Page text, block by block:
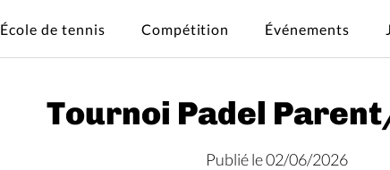
École de tennis Compétition Événements
Tournoi Padel
Publié le 02/06/2026